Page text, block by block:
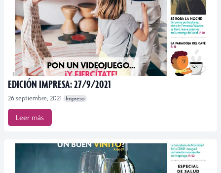
EDICIÓN IMPRESA: 27/9/2021
26 septiembre, 2021 Impreso
Leer más